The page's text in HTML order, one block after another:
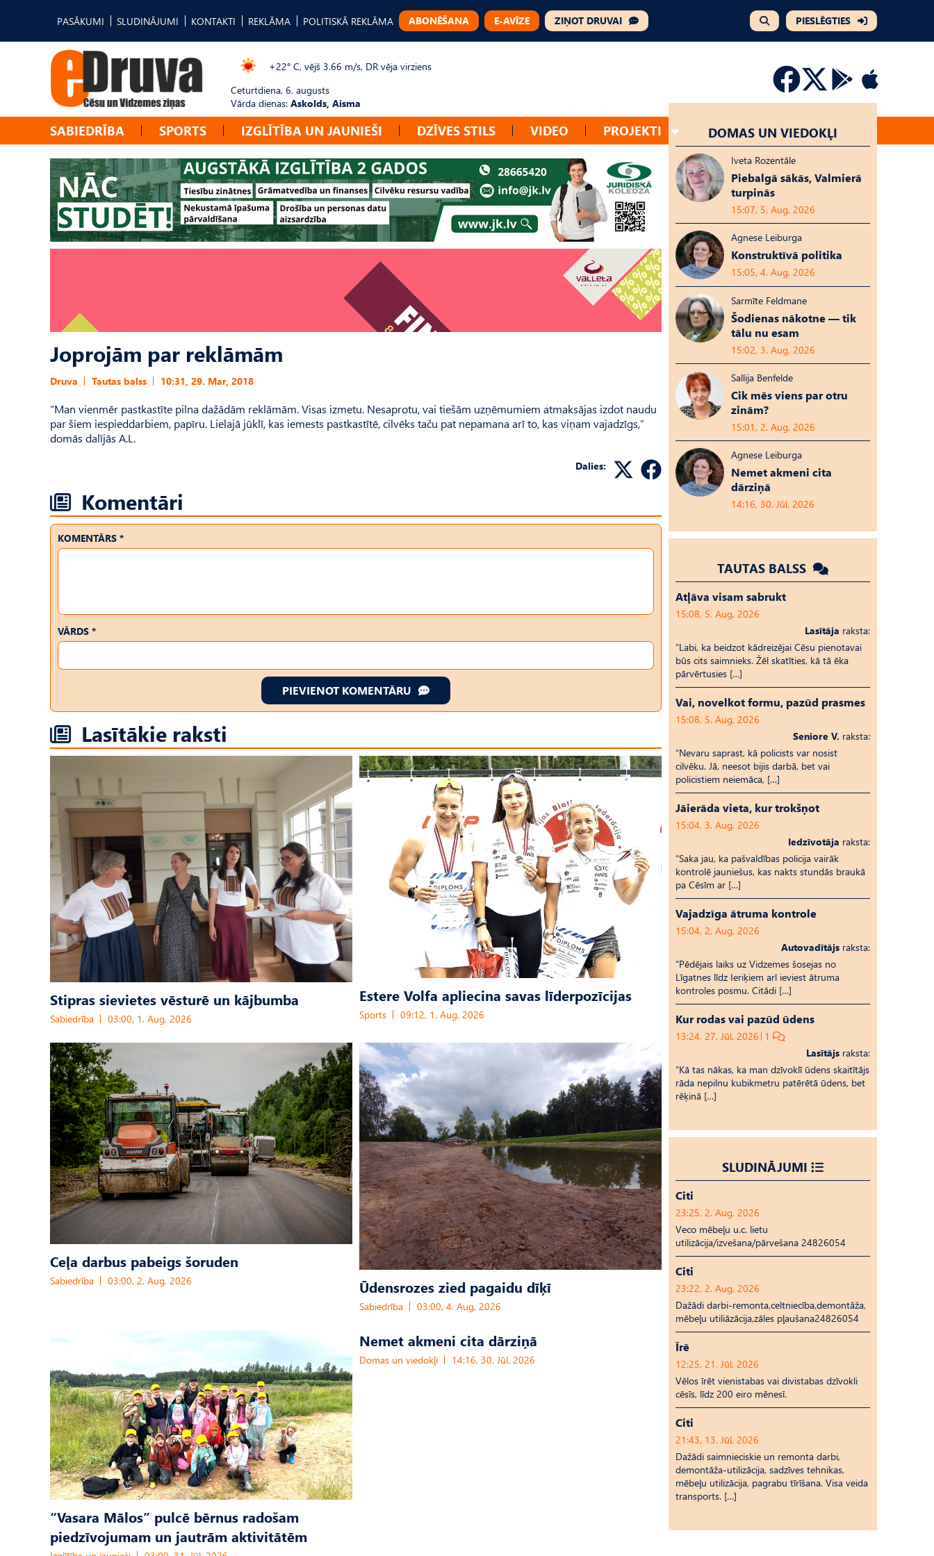
PASĀKUMI SLUDINĀJUMI KONTAKTI REKLĀMA POLITISKĀ REKLĀMA ABONĒŠANA E-AVĪZE ZIŅOT DRUVAI PIESLĒGTIES
+22° C, vējš 3.66 m/s, DR vēja virziens
Ceturtdiena, 6. augusts
Vārda dienas: Askolds, Aisma
SABIEDRĪBA SPORTS IZGLĪTĪBA UN JAUNIEŠI DZĪVES STILS VIDEO PROJEKTI
Joprojām par reklāmām
Druva Tautas balss 10:31, 29. Mar, 2018
“Man vienmēr pastkastīte pilna dažādām reklāmām. Visas izmetu. Nesaprotu, vai tiešām uzņēmumiem atmaksājas izdot naudu
par šiem iespieddarbiem, papīru. Lielajā jūklī, kas iemests pastkastītē, cilvēks taču pat nepamana arī to, kas viņam vajadzīgs,”
domās dalījās A.L.
Dalies:
Komentāri
KOMENTĀRS *
VĀRDS *
PIEVIENOT KOMENTĀRU
Lasītākie raksti
Stipras sievietes vēsturē un kājbumba
Sabiedrība 03:00, 1. Aug, 2026
Estere Volfa apliecina savas līderpozīcijas
Sports 09:12, 1. Aug, 2026
Ceļa darbus pabeigs šoruden
Sabiedrība 03:00, 2. Aug, 2026 Ūdensrozes zied pagaidu dīķī
Sabiedrība 03:00, 4. Aug, 2026
“Vasara Mālos” pulcē bērnus radošam
piedzīvojumam un jautrām aktivitātēm
Nemet akmeni cita dārziņā
Domas un viedokļi 14:16, 30. Jūl, 2026
DOMAS UN VIEDOKĻI
Iveta Rozentāle
Piebalgā sākās, Valmierā
turpinās
15:07, 5. Aug, 2026
Agnese Leiburga
Konstruktīvā politika
15:05, 4. Aug, 2026
Sarmīte Feldmane
Šodienas nākotne — tik
tālu nu esam
15:02, 3. Aug, 2026
Sallija Benfelde
Cik mēs viens par otru
zinām?
15:01, 2. Aug, 2026
Agnese Leiburga
Nemet akmeni cita
dārziņā
14:16, 30. Jūl, 2026
TAUTAS BALSS
Atļāva visam sabrukt
15:08, 5. Aug, 2026
Lasītāja raksta:
“Labi, ka beidzot kādreizējai Cēsu pienotavai
būs cits saimnieks. Žēl skatīties, kā tā ēka
pārvērtusies […]
Vai, novelkot formu, pazūd prasmes
15:08, 5. Aug, 2026
Seniore V. raksta:
“Nevaru saprast, kā policists var nosist
cilvēku. Jā, neesot bijis darbā, bet vai
policistiem neiemāca, […]
Jāierāda vieta, kur trokšņot
15:04, 3. Aug, 2026
Iedzīvotāja raksta:
“Saka jau, ka pašvaldības policija vairāk
kontrolē jauniešus, kas nakts stundās braukā
pa Cēsīm ar […]
Vajadzīga ātruma kontrole
15:04, 2. Aug, 2026
Autovadītājs raksta:
“Pēdējais laiks uz Vid­ze­mes šosejas no
Līgatnes līdz Ieriķiem arī ieviest ātruma
kontroles posmu. Citādi […]
Kur rodas vai pazūd ūdens
13:24, 27. Jūl, 2026 1
Lasītājs raksta:
“Kā tas nākas, ka man dzīvoklī ūdens skaitītājs
rāda nepilnu kubikmetru patērētā ūdens, bet
rēķinā […]
SLUDINĀJUMI
Citi
23:25, 2. Aug, 2026
Veco mēbeļu u.c. lietu
utilizācija/izvešana/pārvešana 24826054
Citi
23:22, 2. Aug, 2026
Dažādi darbi-remonta,celtniecība,demontāža,
mēbeļu utiliāzācija,zāles pļaušana24826054
Īrē
12:25, 21. Jūl, 2026
Vēlos īrēt vienistabas vai divistabas dzīvokli
cēsīs, līdz 200 eiro mēnesī.
Citi
21:43, 13. Jūl, 2026
Dažādi saimnieciskie un remonta darbi,
demontāža-utilizācija, sadzīves tehnikas,
mēbeļu utilizācija, pagrabu tīrīšana. Visa veida
transports. […]